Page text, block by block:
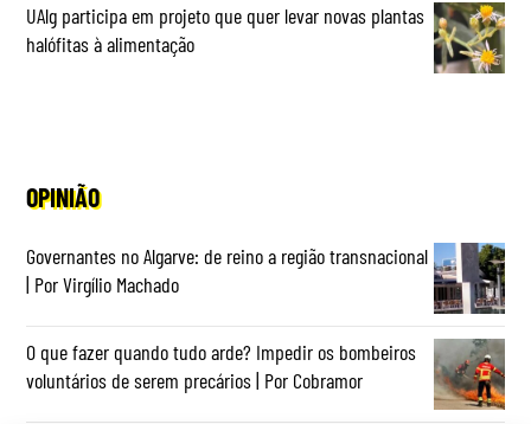
UAlg participa em projeto que quer levar novas plantas
halófitas à alimentação
OPINIÃO
Governantes no Algarve: de reino a região transnacional
| Por Virgílio Machado
O que fazer quando tudo arde? Impedir os bombeiros
voluntários de serem precários | Por Cobramor